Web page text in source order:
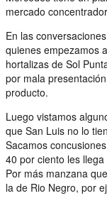
mercado
En las
quienes empezamos
hortalizas de Sol
por mala
producto.
Luego vistamos
que San Luis no lo
Sacamos
40 por ciento les
Por más manzana
la de Rio Negro, por